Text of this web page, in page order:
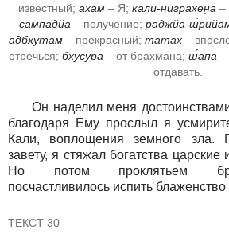
известный; ахам– Я; кали-ниграхен̣а –
сампа̄дйа – получение; ра̄джйа-
адбхута̄м– прекрасный; татах̣–
отречься; бхӯсура – от брахмана; ш́а̄па –
отдавать.
Он наделил меня
благодаря Ему прослыл я
Кали, воплощения земного зла.
завету, я стяжал богатства
Но потом проклятьем
посчастливилось испить блаженство
ТЕКСТ 30